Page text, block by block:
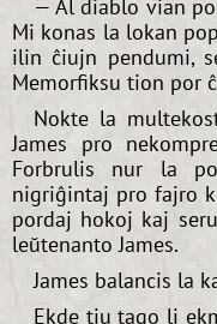
— Al diablo vian
Mi konas la lokan
ilin ĉiujn pendumi,
Memorfiksu tion por
Nokte la
James pro
Forbrulis nur la
nigriĝintaj pro fajro
pordaj hokoj kaj
leŭtenanto James.
James balancis la
Ekde tiu tago li